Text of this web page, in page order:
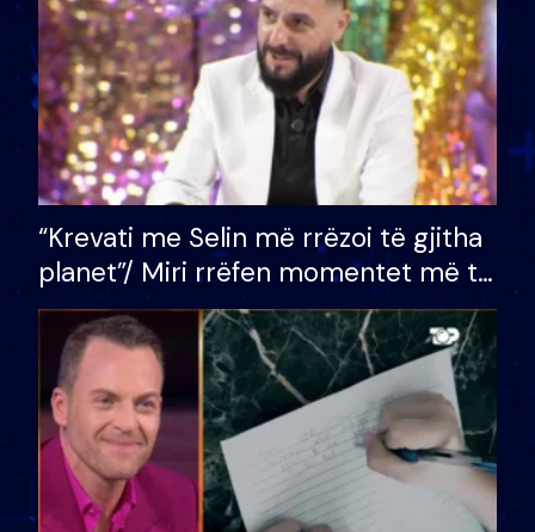
“Krevati me Selin më rrëzoi të gjitha
planet”/ Miri rrëfen momentet më të
bukura në shtëpinë e BB VIP: Do më
mungojë zilja e mëngjesit kur…